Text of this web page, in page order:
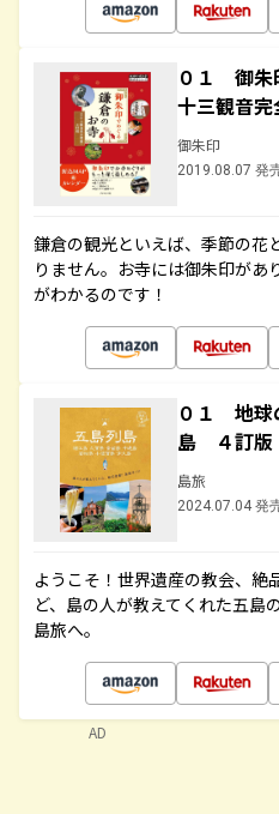
０１ 御朱
十三観音
御朱印
2019.08.07 発
鎌倉の観光といえば、季節の花
りません。お寺には御朱印があ
がわかるのです！
０１ 地
島 ４訂版
島旅
2024.07.04 発
ようこそ！世界遺産の教会、絶
ど、島の人が教えてくれた五島
島旅へ。
AD